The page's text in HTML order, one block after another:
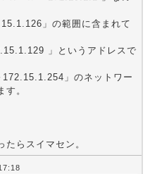
」の範囲に含まれて
」というアドレスで
」のネットワー
す。
たらスイマセン。